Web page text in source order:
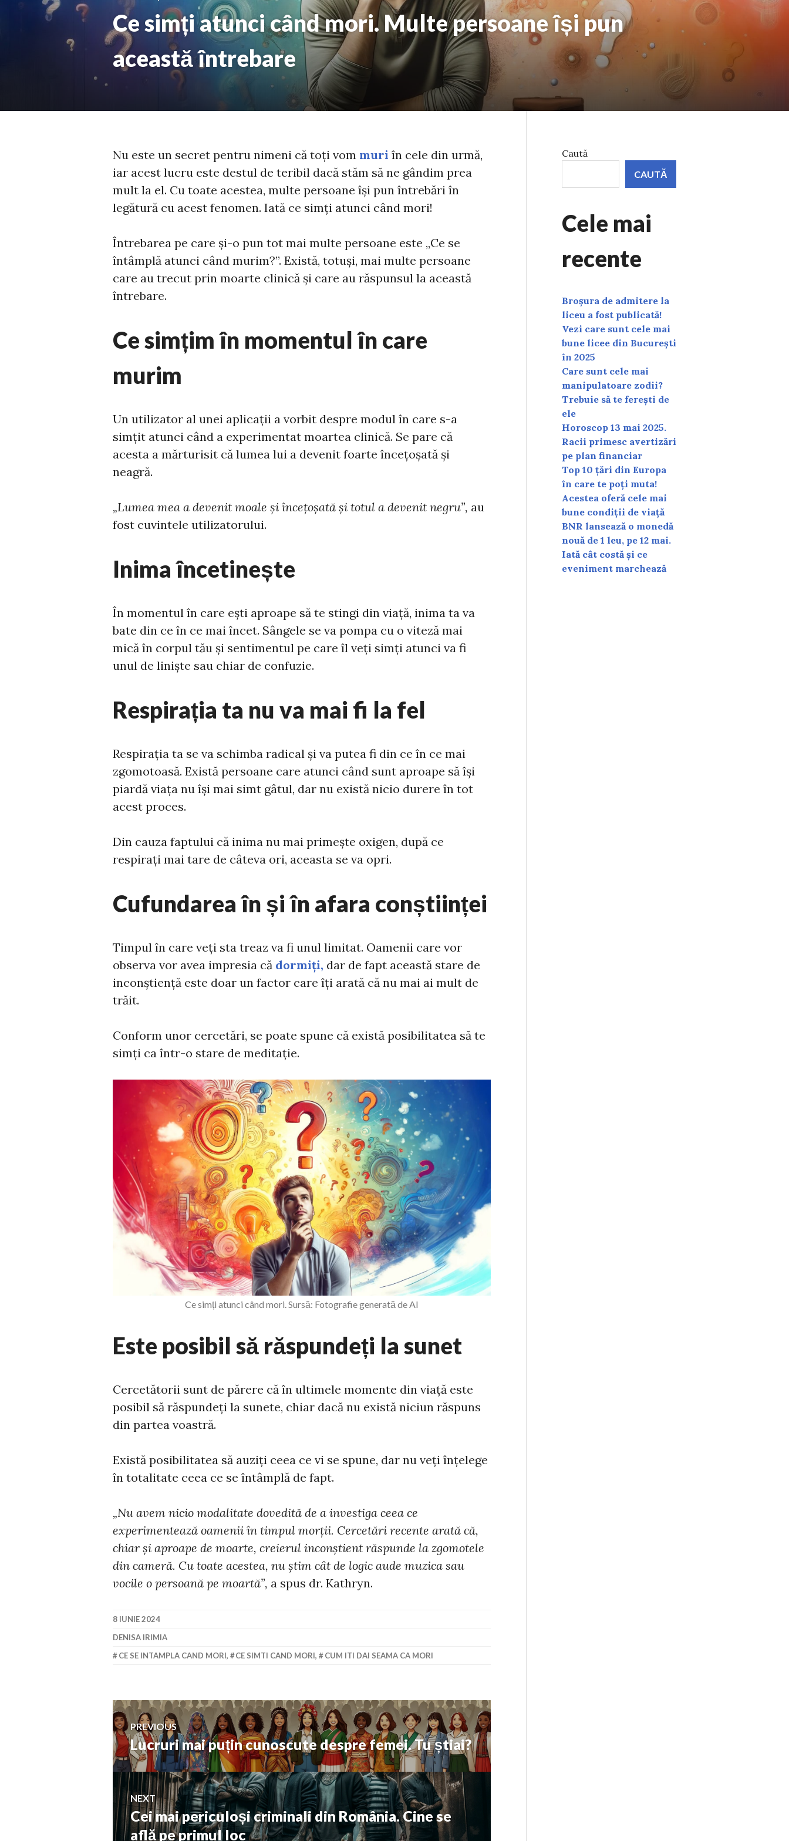
Ce simți atunci când mori. Multe persoane își pun
această întrebare
Nu este un secret pentru nimeni că toți vom muri în cele din urmă,
iar acest lucru este destul de teribil dacă stăm să ne gândim prea
mult la el. Cu toate acestea, multe persoane își pun întrebări în
legătură cu acest fenomen. Iată ce simți atunci când mori!
Întrebarea pe care și-o pun tot mai multe persoane este „Ce se
întâmplă atunci când murim?”. Există, totuși, mai multe persoane
care au trecut prin moarte clinică și care au răspunsul la această
întrebare.
Ce simțim în momentul în care
murim
Un utilizator al unei aplicații a vorbit despre modul în care s-a
simțit atunci când a experimentat moartea clinică. Se pare că
acesta a mărturisit că lumea lui a devenit foarte încețoșată și
neagră.
„Lumea mea a devenit moale și încețoșată și totul a devenit negru”, au
fost cuvintele utilizatorului.
Inima încetinește
În momentul în care ești aproape să te stingi din viață, inima ta va
bate din ce în ce mai încet. Sângele se va pompa cu o viteză mai
mică în corpul tău și sentimentul pe care îl veți simți atunci va fi
unul de liniște sau chiar de confuzie.
Respirația ta nu va mai fi la fel
Respirația ta se va schimba radical și va putea fi din ce în ce mai
zgomotoasă. Există persoane care atunci când sunt aproape să își
piardă viața nu își mai simt gâtul, dar nu există nicio durere în tot
acest proces.
Din cauza faptului că inima nu mai primește oxigen, după ce
respirați mai tare de câteva ori, aceasta se va opri.
Cufundarea în și în afara conștiinței
Timpul în care veți sta treaz va fi unul limitat. Oamenii care vor
observa vor avea impresia că dormiți, dar de fapt această stare de
inconștiență este doar un factor care îți arată că nu mai ai mult de
trăit.
Conform unor cercetări, se poate spune că există posibilitatea să te
simți ca într-o stare de meditație.
Ce simți atunci când mori. Sursă: Fotografie generată de AI
Este posibil să răspundeți la sunet
Cercetătorii sunt de părere că în ultimele momente din viață este
posibil să răspundeți la sunete, chiar dacă nu există niciun răspuns
din partea voastră.
Există posibilitatea să auziți ceea ce vi se spune, dar nu veți înțelege
în totalitate ceea ce se întâmplă de fapt.
„Nu avem nicio modalitate dovedită de a investiga ceea ce
experimentează oamenii în timpul morții. Cercetări recente arată că,
chiar și aproape de moarte, creierul inconștient răspunde la zgomotele
din cameră. Cu toate acestea, nu știm cât de logic aude muzica sau
vocile o persoană pe moartă”, a spus dr. Kathryn.
8 IUNIE 2024
DENISA IRIMIA
CE SE INTAMPLA CAND MORI, CE SIMTI CAND MORI, CUM ITI DAI SEAMA CA MORI
Navigare
în
articole
PREVIOUS
Previous
post:
Lucruri mai puțin cunoscute despre femei. Tu știai?
NEXT
Next
post:
Cei mai periculoși criminali din România. Cine se
află pe primul loc
Caută
CAUTĂ
Cele mai
recente
Broșura de admitere la
liceu a fost publicată!
Vezi care sunt cele mai
bune licee din București
în 2025
Care sunt cele mai
manipulatoare zodii?
Trebuie să te ferești de
ele
Horoscop 13 mai 2025.
Racii primesc avertizări
pe plan financiar
Top 10 țări din Europa
în care te poți muta!
Acestea oferă cele mai
bune condiții de viață
BNR lansează o monedă
nouă de 1 leu, pe 12 mai.
Iată cât costă și ce
eveniment marchează